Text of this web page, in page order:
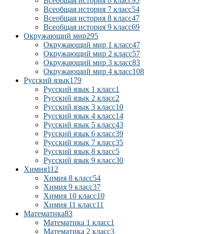
Всеобщая история 7 класс54
Всеобщая история 8 класс47
Всеобщая история 9 класс69
Окружающий мир295
Окружающий мир 1 класс47
Окружающий мир 2 класс57
Окружающий мир 3 класс83
Окружающий мир 4 класс108
Русский язык179
Русский язык 1 класс1
Русский язык 2 класс2
Русский язык 3 класс10
Русский язык 4 класс14
Русский язык 5 класс43
Русский язык 6 класс39
Русский язык 7 класс35
Русский язык 8 класс5
Русский язык 9 класс30
Химия112
Химия 8 класс54
Химия 9 класс37
Химия 10 класс10
Химия 11 класс11
Математика83
Математика 1 класс1
Математика 2 класс3